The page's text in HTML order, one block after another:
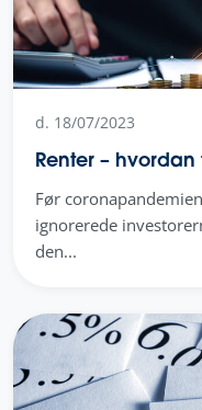
d. 18/07/2023
Renter –
Før
ignorerede
den...